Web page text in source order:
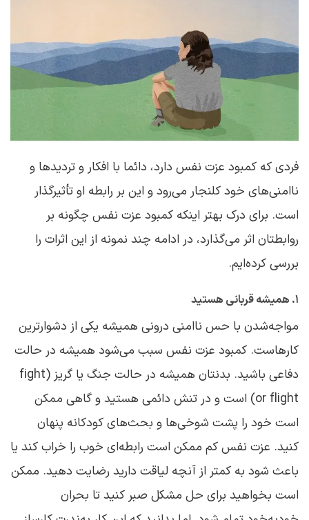
فردی که کمبود عزت نفس دارد، دائما با افکار و تردیدها و
ناامنی‌های خود کلنجار می‌رود و این بر رابطه او تأثیرگذار
است. برای درک بهتر اینکه کمبود عزت نفس چگونه بر
روابطتان اثر می‌گذارد، در ادامه چند نمونه از این اثرات را
بررسی کرده‌ایم.
۱. همیشه قربانی هستید
مواجه‌شدن با حس ناامنی درونی همیشه یکی از دشوارترین
کارهاست. کمبود عزت نفس سبب می‌شود همیشه در حالت
دفاعی باشید. بدنتان همیشه در حالت جنگ یا گریز (fight
or flight) است و در تنش دائمی هستید و گاهی ممکن
است خود را پشت شوخی‌ها و بحث‌های کودکانه پنهان
کنید. عزت نفس کم ممکن است رابطه‌ای خوب را خراب کند یا
باعث شود به کمتر از آنچه لیاقت دارید رضایت دهید. ممکن
است بخواهید برای حل مشکل صبر کنید تا بحران